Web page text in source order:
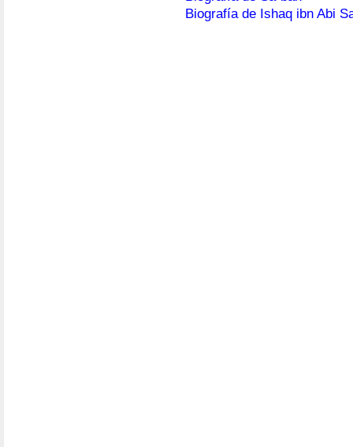
Biografía de Ishaq ibn Abi